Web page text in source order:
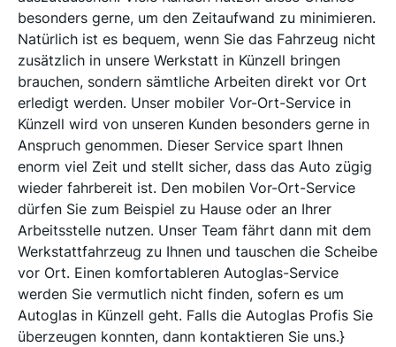
besonders gerne, um den Zeitaufwand zu minimieren.
Natürlich ist es bequem, wenn Sie das Fahrzeug nicht
zusätzlich in unsere Werkstatt in Künzell bringen
brauchen, sondern sämtliche Arbeiten direkt vor Ort
erledigt werden. Unser mobiler Vor-Ort-Service in
Künzell wird von unseren Kunden besonders gerne in
Anspruch genommen. Dieser Service spart Ihnen
enorm viel Zeit und stellt sicher, dass das Auto zügig
wieder fahrbereit ist. Den mobilen Vor-Ort-Service
dürfen Sie zum Beispiel zu Hause oder an Ihrer
Arbeitsstelle nutzen. Unser Team fährt dann mit dem
Werkstattfahrzeug zu Ihnen und tauschen die Scheibe
vor Ort. Einen komfortableren Autoglas-Service
werden Sie vermutlich nicht finden, sofern es um
Autoglas in Künzell geht. Falls die Autoglas Profis Sie
überzeugen konnten, dann kontaktieren Sie uns.}